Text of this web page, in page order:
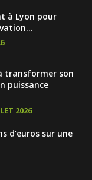
à Lyon pour
transformer son
puissance
2026
d’euros sur une